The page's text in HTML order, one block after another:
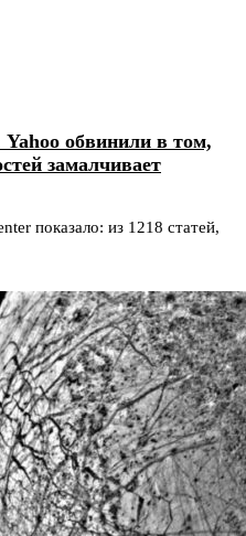
обвинили в том,
замалчивает
показало: из 1218 статей,